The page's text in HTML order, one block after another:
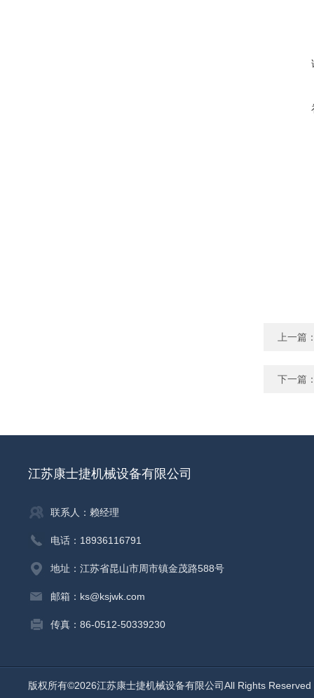
上一篇
下一篇
江苏康士捷机械设备有限公司
联系人：赖经理
电话：18936116791
地址：江苏省昆山市周市镇金茂路588号
邮箱：ks@ksjwk.com
传真：86-0512-50339230
版权所有©2026江苏康士捷机械设备有限公司All Rights